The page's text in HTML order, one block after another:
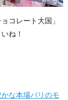
コレート大国」
ね！
な本場パリのモ